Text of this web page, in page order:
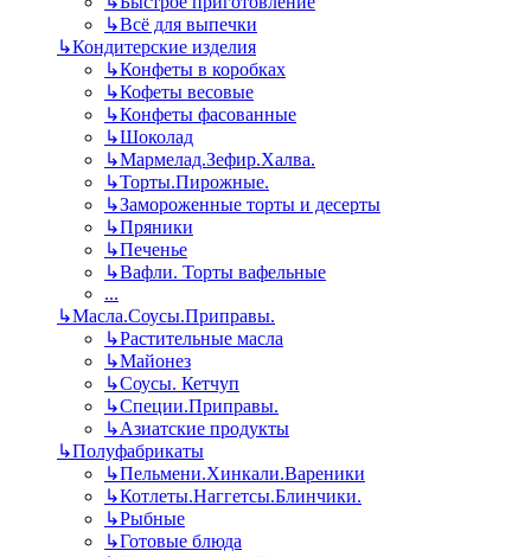
↳Всё для выпечки
↳Кондитерские изделия
↳Конфеты в коробках
↳Кофеты весовые
↳Конфеты фасованные
↳Шоколад
↳Мармелад.Зефир.Халва.
↳Торты.Пирожные.
↳Замороженные торты и десерты
↳Пряники
↳Печенье
↳Вафли. Торты вафельные
...
↳Масла.Соусы.Приправы.
↳Растительные масла
↳Майонез
↳Соусы. Кетчуп
↳Специи.Приправы.
↳Азиатские продукты
↳Полуфабрикаты
↳Пельмени.Хинкали.Вареники
↳Котлеты.Наггетсы.Блинчики.
↳Рыбные
↳Готовые блюда